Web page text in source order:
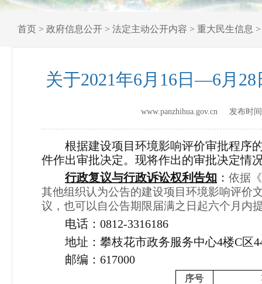
首页 > 政府信息公开 > 法定主动公开内容 > 重大民生信息
关于2021年6月16日—6月
www.panzhihua.gov.cn 发布时
根据建设项目环境影响评价审批程序
件作出审批决定。现将作出的审批决定情
行政复议与行政诉讼权利告知 ：依据
其他组织认为公告的建设项目环境影响评价
议，也可以自公告期限届满之日起六个月内
电话：0812-3316186
地址：攀枝花市政务服务中心4楼C区
邮编：617000
序号